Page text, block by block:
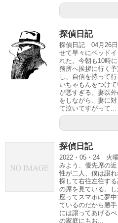
探偵日記
探偵日記 04月26
せて早々にベッド
れた。今朝も10時
務所へ挨拶に行く
し、自信を持って
いちゃもんをつけ
が悪すぎる。妻以
をしながら、妻に
て泣いてすがって...
探偵日記
2022・05・24 火
みよう、優先席の
性が二人、僕は譲
探して右往左往す
の席を見ている。
座ってスマホに夢
ているのだから勝
には譲ってあげる
の家庭にもお...